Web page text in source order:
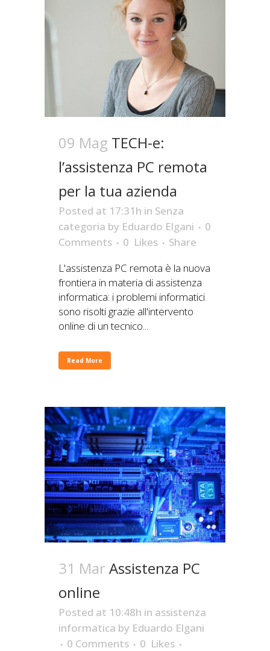
09 Mag TECH-e:
l’assistenza PC remota
per la tua azienda
Posted at 17:31h in Senza
categoria by Eduardo Elgani
0
Comments
0 Likes
Share
L'assistenza PC remota è la nuova
frontiera in materia di assistenza
informatica: i problemi informatici
sono risolti grazie all'intervento
online di un tecnico...
Read More
31 Mar Assistenza PC
online
Posted at 10:48h in assistenza
informatica by Eduardo Elgani
0 Comments
0 Likes